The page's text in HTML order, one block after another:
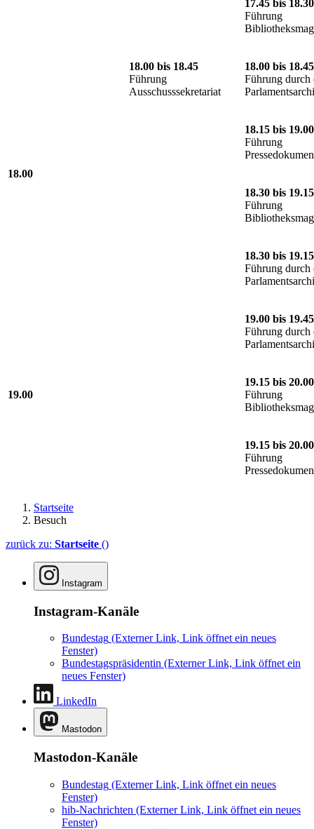
17.45 bis 18.30
Führung
18.00
18.00 bis 18.45
Führung
Ausschusssekretariat
18.00 bis 18.45
Führung durch
18.15 bis 19.00
Führung
18.30 bis 19.15
Führung
18.30 bis 19.15
Führung durch
19.00
19.00 bis 19.45
Führung durch
19.15 bis 20.00
Führung
19.15 bis 20.00
Führung
Startseite
Besuch
zurück zu: Startseite ()
Instagram
Instagram-Kanäle
Bundestag (Externer Link, Link öffnet ein neues
Fenster)
Bundestagspräsidentin (Externer Link, Link öffnet ein
neues Fenster)
LinkedIn
Mastodon
Mastodon-Kanäle
Bundestag (Externer Link, Link öffnet ein neues
Fenster)
hib-Nachrichten (Externer Link, Link öffnet ein neues
Fenster)